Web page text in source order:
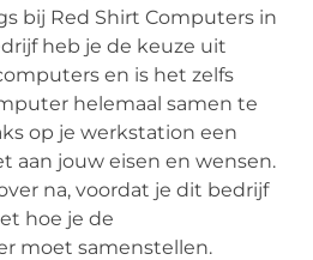
bij Red Shirt Computers in
heb je de keuze uit
en is het zelfs
helemaal samen te
op je werkstation een
aan jouw eisen en wensen.
na, voordat je dit bedrijf
hoe je de
moet samenstellen.